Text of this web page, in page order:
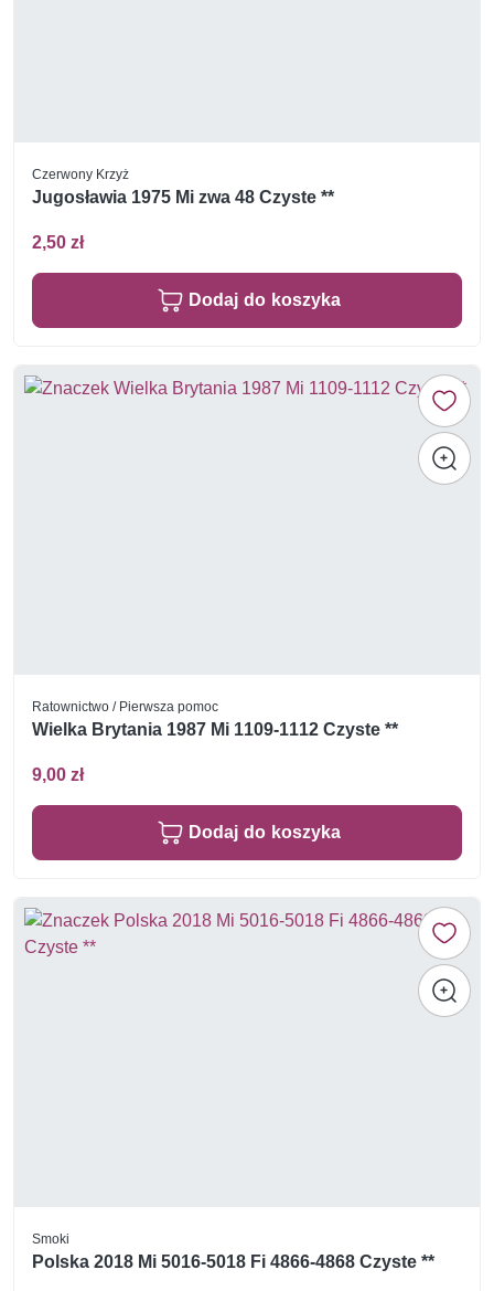
Czerwony Krzyż
Jugosławia 1975 Mi zwa 48 Czyste **
2,50 zł
Dodaj do koszyka
Ratownictwo / Pierwsza pomoc
Wielka Brytania 1987 Mi 1109-1112 Czyste **
9,00 zł
Dodaj do koszyka
Smoki
Polska 2018 Mi 5016-5018 Fi 4866-4868 Czyste **